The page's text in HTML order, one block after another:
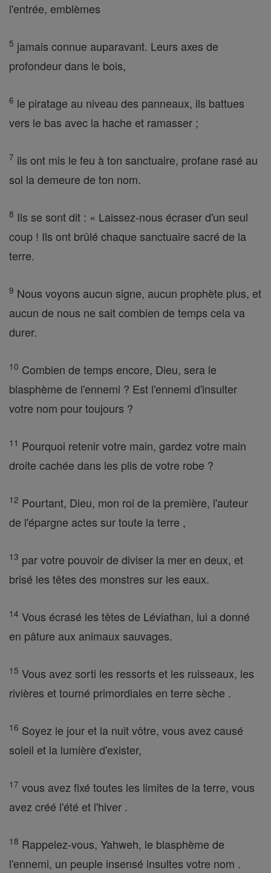
l'entrée, emblèmes
5 jamais connue auparavant. Leurs axes de
profondeur dans le bois,
6 le piratage au niveau des panneaux, ils battues
vers le bas avec la hache et ramasser ;
7 ils ont mis le feu à ton sanctuaire, profane rasé au
sol la demeure de ton nom.
8 Ils se sont dit : « Laissez-nous écraser d'un seul
coup ! Ils ont brûlé chaque sanctuaire sacré de la
terre.
9 Nous voyons aucun signe, aucun prophète plus, et
aucun de nous ne sait combien de temps cela va
durer.
10 Combien de temps encore, Dieu, sera le
blasphème de l'ennemi ? Est l'ennemi d'insulter
votre nom pour toujours ?
11 Pourquoi retenir votre main, gardez votre main
droite cachée dans les plis de votre robe ?
12 Pourtant, Dieu, mon roi de la première, l'auteur
de l'épargne actes sur toute la terre ,
13 par votre pouvoir de diviser la mer en deux, et
brisé les têtes des monstres sur les eaux.
14 Vous écrasé les têtes de Léviathan, lui a donné
en pâture aux animaux sauvages.
15 Vous avez sorti les ressorts et les ruisseaux, les
rivières et tourné primordiales en terre sèche .
16 Soyez le jour et la nuit vôtre, vous avez causé
soleil et la lumière d'exister,
17 vous avez fixé toutes les limites de la terre, vous
avez créé l'été et l'hiver .
18 Rappelez-vous, Yahweh, le blasphème de
l'ennemi, un peuple insensé insultes votre nom .